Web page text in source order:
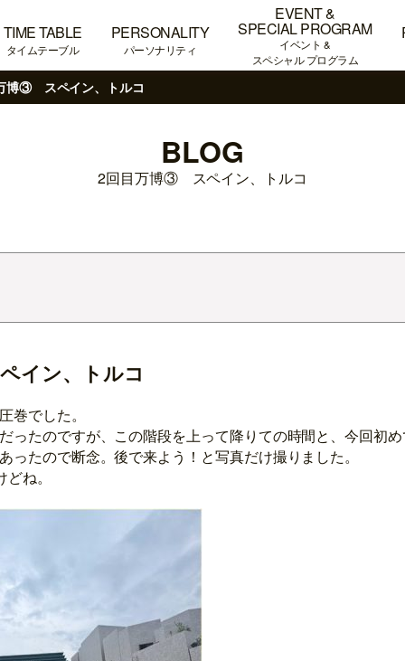
TIME TABLE
タイムテーブル
PERSONALITY
パーソナリティ
EVENT &
SPECIAL PROGRAM
イベント &
スペシャル プログラム
博③ スペイン、トルコ
BLOG
2回目万博③ スペイン、トルコ
イン、トルコ
巻でした。
ったのですが、この階段を上って降りての時間と、今回初
ったので断念。後で来よう！と写真だけ撮りました。
ね。